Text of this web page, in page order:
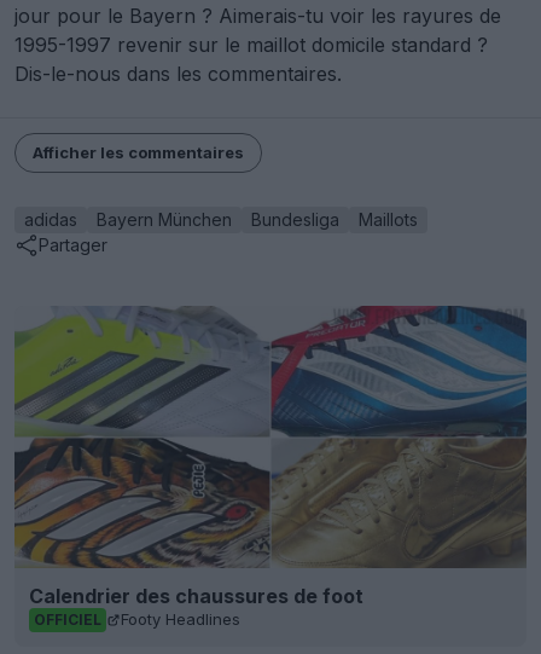
jour pour le Bayern ? Aimerais-tu voir les rayures de
1995-1997 revenir sur le maillot domicile standard ?
Dis-le-nous dans les commentaires.
Afficher les commentaires
adidas Bayern München Bundesliga
Maillots
Partager
Calendrier des chaussures de foot
OFFICIEL Footy Headlines